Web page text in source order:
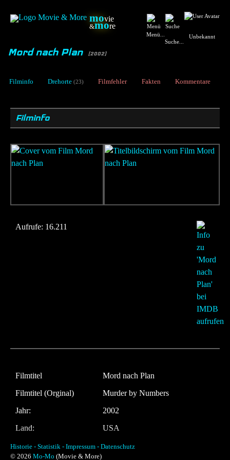
movie
&more
Menü...
Suche...
Unbekannt
Mord nach Plan [2002]
Filminfo Drehorte (23) Filmfehler Fakten Kommentare
Filminfo
Aufrufe: 16.211
Filmtitel
Mord nach Plan
Filmtitel (Orginal)
Murder by Numbers
Jahr:
2002
Land:
USA
Laufzeit:
120 Minuten
Historie - Statistik - Impressum - Datenschutz
© 2026 Mo-Mo (Movie & More)